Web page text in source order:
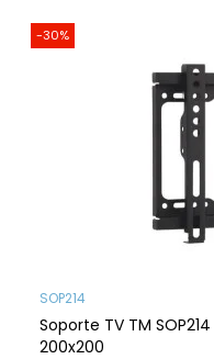
-30%
SOP214
Soporte TV TM
200x200